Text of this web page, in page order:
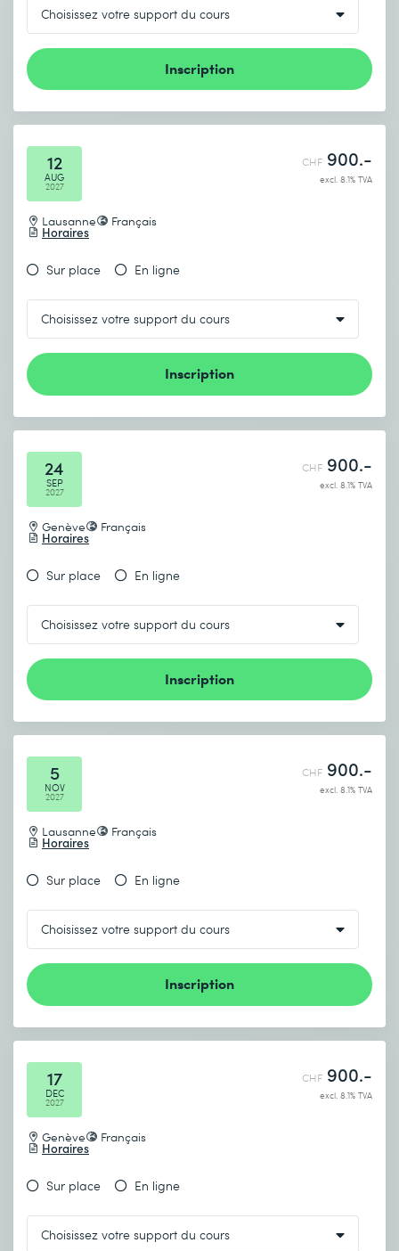
Inscription
12
AUG
2027
Lausanne Français
Horaires
CHF 900.-
excl. 8.1% TVA
Sur place En ligne
Inscription
24
SEP
2027
Genève Français
Horaires
CHF 900.-
excl. 8.1% TVA
Sur place En ligne
Inscription
5
NOV
2027
Lausanne Français
Horaires
CHF 900.-
excl. 8.1% TVA
Sur place En ligne
Inscription
17
DEC
2027
Genève Français
Horaires
CHF 900.-
excl. 8.1% TVA
Sur place En ligne